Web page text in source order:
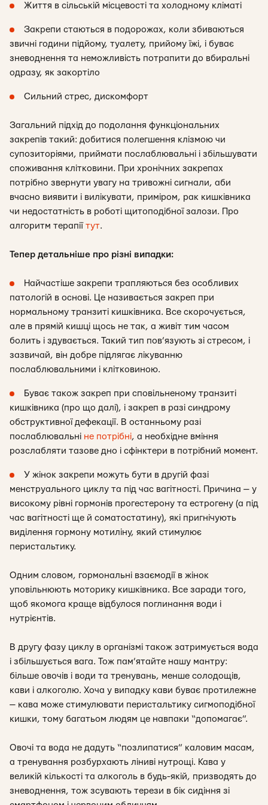
Життя в сільській місцевості та холодному кліматі
Закрепи стаються в подорожах, коли збиваються
звичні години підйому, туалету, прийому їжі, і буває
зневоднення та неможливість потрапити до вбиральні
одразу, як закортіло
Сильний стрес, дискомфорт
Загальний підхід до подолання функціональних
закрепів такий: добитися полегшення клізмою чи
супозиторіями, приймати послаблювальні і збільшувати
споживання клітковини. При хронічних закрепах
потрібно звернути увагу на тривожні сигнали, аби
вчасно виявити і вилікувати, приміром, рак кишківника
чи недостатність в роботі щитоподібної залози. Про
алгоритм терапії тут.
Тепер детальніше про різні випадки:
Найчастіше закрепи трапляються без особливих
патологій в основі. Це називається закреп при
нормальному транзиті кишківника. Все скорочується,
але в прямій кишці щось не так, а живіт тим часом
болить і здувається. Такий тип пов’язують зі стресом, і
зазвичай, він добре підлягає лікуванню
послаблювальними і клітковиною.
Буває також закреп при сповільненому транзиті
кишківника (про що далі), і закреп в разі синдрому
обструктивної дефекації. В останньому разі
послаблювальні не потрібні, а необхідне вміння
розслабляти тазове дно і сфінктери в потрібний момент.
У жінок закрепи можуть бути в другій фазі
менструального циклу та під час вагітності. Причина — у
високому рівні гормонів прогестерону та естрогену (а під
час вагітності ще й соматостатину), які пригнічують
виділення гормону мотиліну, який стимулює
перистальтику.
Одним словом, гормональні взаємодії в жінок
уповільнюють моторику кишківника. Все заради того,
щоб якомога краще відбулося поглинання води і
нутрієнтів.
В другу фазу циклу в організмі також затримується вода
і збільшується вага. Тож пам’ятайте нашу мантру:
більше овочів і води та тренувань, менше солодощів,
кави і алкоголю. Хоча у випадку кави буває протилежне
— кава може стимулювати перистальтику сигмоподібної
кишки, тому багатьом людям це навпаки “допомагає”.
Овочі та вода не дадуть “позлипатися” каловим масам,
а тренування розбурхають ліниві нутрощі. Кава у
великій кількості та алкоголь в будь-якій, призводять до
зневоднення, тож зсувають терези в бік сидіння зі